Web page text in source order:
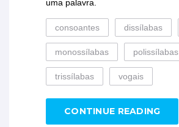
uma palavra.
consoantes dissílabas
monossílabas polissílabas
trissílabas vogais
CONTINUE READING